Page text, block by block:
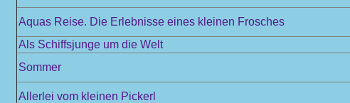
Aquas Reise. Die Erlebnisse eines kleinen Frosches
Als Schiffsjunge um die Welt
Sommer
Allerlei vom kleinen Pickerl